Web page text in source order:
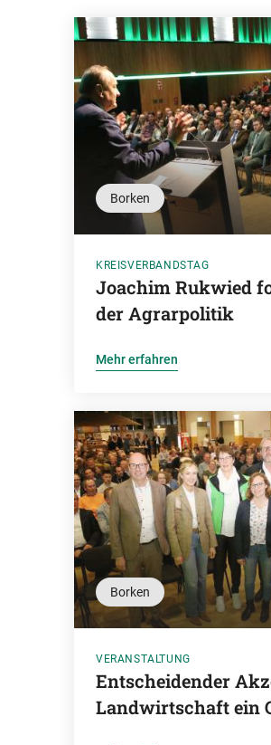
Borken
KREISVERBANDSTAG
Joachim Rukwied
der Agrarpolitik
Mehr erfahren
Borken
VERANSTALTUNG
Entscheidender
Landwirtschaft ein